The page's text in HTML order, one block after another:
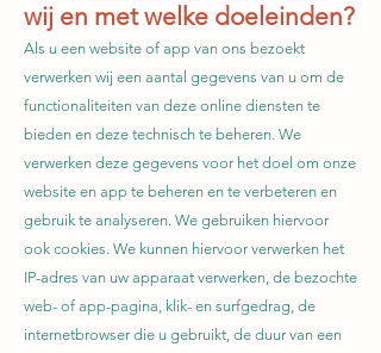
wij en met welke doeleinden?
Als u een website of app van ons bezoekt
verwerken wij een aantal gegevens van u om de
functionaliteiten van deze online diensten te
bieden en deze technisch te beheren. We
verwerken deze gegevens voor het doel om onze
website en app te beheren en te verbeteren en
gebruik te analyseren. We gebruiken hiervoor
ook cookies. We kunnen hiervoor verwerken het
IP-adres van uw apparaat verwerken, de bezochte
web- of app-pagina, klik- en surfgedrag, de
internetbrowser die u gebruikt, de duur van een